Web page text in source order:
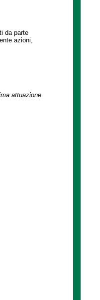
da parte
azioni,
attuazione